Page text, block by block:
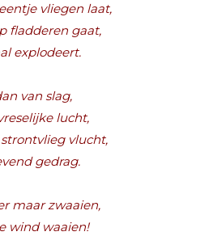
vliegen laat,
fladderen gaat,
explodeert.
van slag,
lucht,
vlucht,
gedrag.
maar zwaaien,
wind waaien!